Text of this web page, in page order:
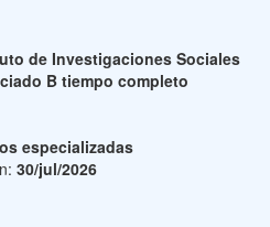
de Investigaciones Sociales
B tiempo completo
especializadas
30/jul/2026